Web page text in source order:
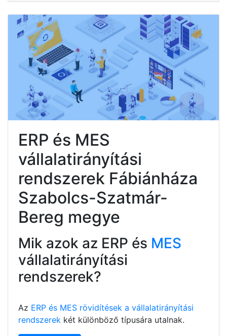
ERP és MES
vállalatirányítási
rendszerek Fábiánháza
Szabolcs-Szatmár-
Bereg megye
Mik azok az ERP és MES
vállalatirányítási
rendszerek?
Az ERP és MES rövidítések a vállalatirányítási
rendszerek két különböző típusára utalnak.